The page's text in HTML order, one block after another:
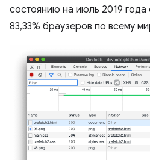
состоянию на июль 2019
83,33% браузеров по всему